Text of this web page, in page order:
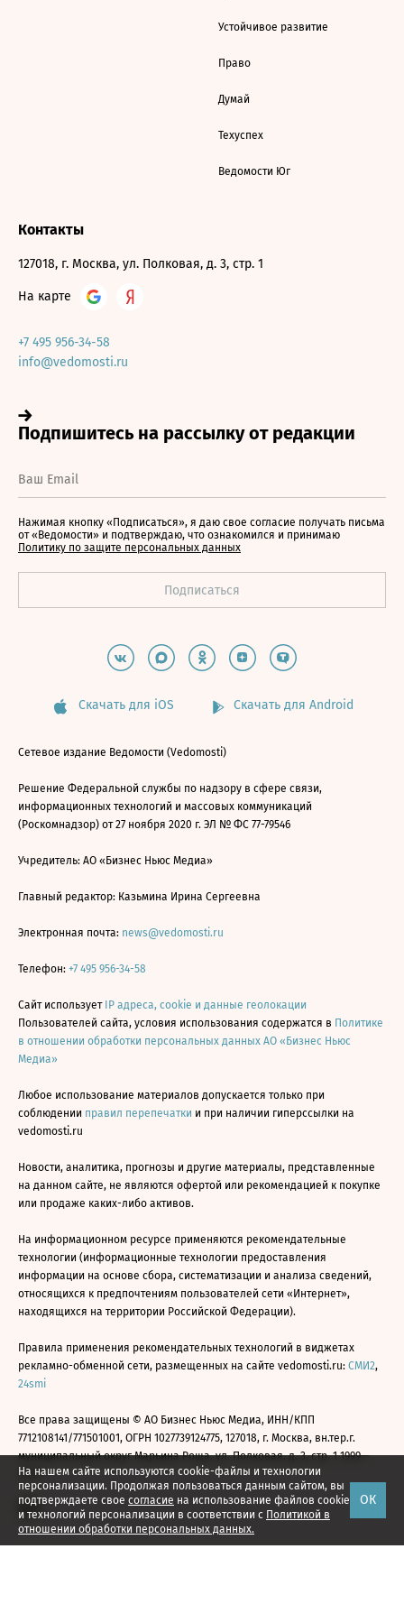
На нашем сайте используются cookie-файлы и технологии
персонализации. Продолжая пользоваться данным сайтом, вы
подтверждаете свое согласие на использование файлов cookie
и технологий персонализации в соответствии с Политикой в
отношении обработки персональных данных.
ОК
Устойчивое развитие
Право
Думай
Техуспех
Ведомости Юг
Контакты
127018, г. Москва, ул. Полковая, д. 3, стр. 1
На карте
+7 495 956-34-58
info@vedomosti.ru
Нажимая кнопку «Подписаться», я даю свое согласие получать письма
от «Ведомости» и подтверждаю, что ознакомился и принимаю
Политику по защите персональных данных
Скачать для iOS Скачать для Android
Сетевое издание Ведомости (Vedomosti)
Решение Федеральной службы по надзору в сфере связи,
информационных технологий и массовых коммуникаций
(Роскомнадзор) от 27 ноября 2020 г. ЭЛ № ФС 77-79546
Учредитель: АО «Бизнес Ньюс Медиа»
Главный редактор: Казьмина Ирина Сергеевна
Электронная почта: news@vedomosti.ru
Телефон: +7 495 956-34-58
Сайт использует IP адреса, cookie и данные геолокации
Пользователей сайта, условия использования содержатся в Политике
в отношении обработки персональных данных АО «Бизнес Ньюс
Медиа»
Любое использование материалов допускается только при
соблюдении правил перепечатки и при наличии гиперссылки на
vedomosti.ru
Новости, аналитика, прогнозы и другие материалы, представленные
на данном сайте, не являются офертой или рекомендацией к покупке
или продаже каких-либо активов.
На информационном ресурсе применяются рекомендательные
технологии (информационные технологии предоставления
информации на основе сбора, систематизации и анализа сведений,
относящихся к предпочтениям пользователей сети «Интернет»,
находящихся на территории Российской Федерации).
Правила применения рекомендательных технологий в виджетах
рекламно-обменной сети, размещенных на сайте vedomosti.ru: СМИ2,
24smi
Все права защищены © АО Бизнес Ньюс Медиа, ИНН/КПП
7712108141/771501001, ОГРН 1027739124775, 127018, г. Москва, вн.тер.г.
муниципальный округ Марьина Роща, ул. Полковая, д. 3, стр. 1 1999—
2026